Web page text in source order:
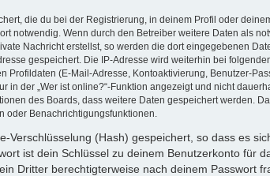
die du bei der Registrierung, in deinem Profil oder
notwendig. Wenn durch den Betreiber weitere Daten als
Nachricht erstellst, so werden die dort eingegebenen
gespeichert. Die IP-Adresse wird weiterhin bei
Profildaten (E-Mail-Adresse, Kontoaktivierung, Benutzer-
in der „Wer ist online?“-Funktion angezeigt und nicht
des Boards, dass weitere Daten gespeichert werden.
oder Benachrichtigungsfunktionen.
Verschlüsselung (Hash) gespeichert, so dass es
ist dein Schlüssel zu deinem Benutzerkonto für
Dritter berechtigterweise nach deinem Passwort